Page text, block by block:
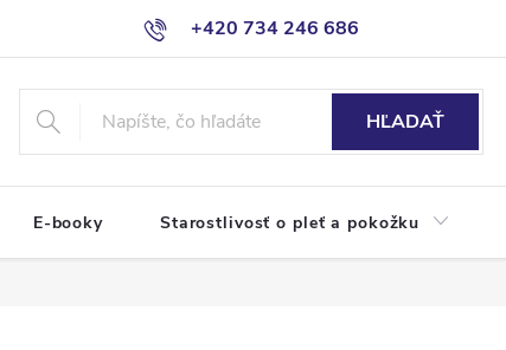
+420 734 246 686
HĽADAŤ
E-booky Starostlivosť o pleť a pokožku